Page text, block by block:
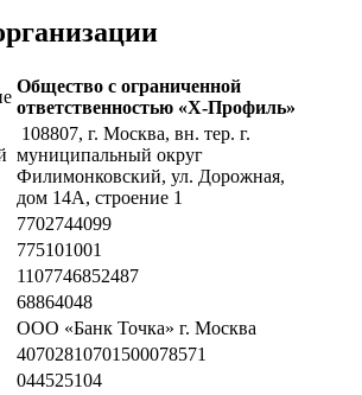
Общество с ограниченной
ответственностью «Х-Профиль»
108807, г. Москва, вн. тер. г.
муниципальный округ
Филимонковский, ул. Дорожная,
дом 14А, строение 1
7702744099
775101001
1107746852487
68864048
ООО «Банк Точка» г. Москва
40702810701500078571
044525104